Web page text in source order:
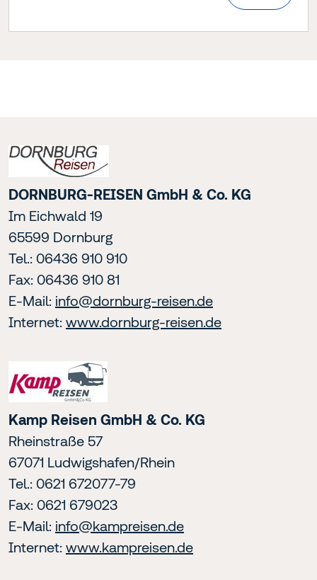
DORNBURG-REISEN GmbH & Co. KG
Im Eichwald 19
65599 Dornburg
Tel.: 06436 910 910
Fax: 06436 910 81
E-Mail: info@dornburg-reisen.de
Internet: www.dornburg-reisen.de
Kamp Reisen GmbH & Co. KG
Rheinstraße 57
67071 Ludwigshafen/Rhein
Tel.: 0621 672077-79
Fax: 0621 679023
E-Mail: info@kampreisen.de
Internet: www.kampreisen.de